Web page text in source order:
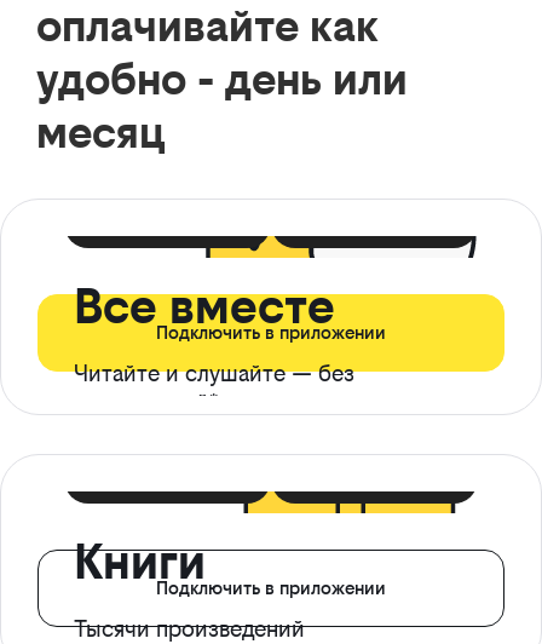
оплачивайте как
удобно - день или
месяц
Все вместе
Читайте и слушайте — без
ограничений*
Подключить в приложении
Книги
Тысячи произведений
Подключить в приложении